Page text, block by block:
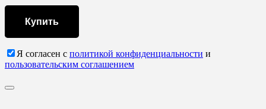
Купить
Я согласен с политикой конфиденциальности и
пользовательским соглашением